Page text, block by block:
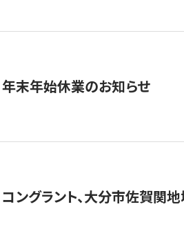
年末年始休業のお知らせ
コングラント、大分市佐賀関